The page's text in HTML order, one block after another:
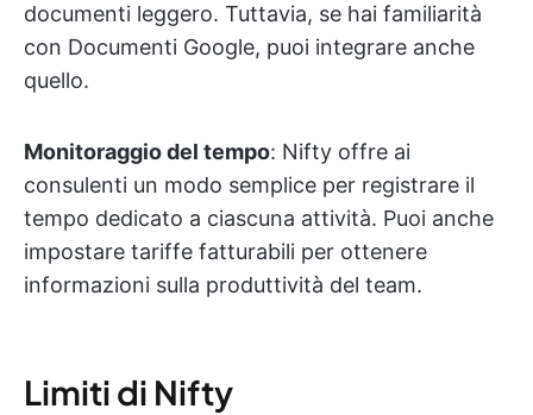
documenti leggero. Tuttavia, se hai familiarità
con Documenti Google, puoi integrare anche
quello.
Monitoraggio del tempo: Nifty offre ai
consulenti un modo semplice per registrare il
tempo dedicato a ciascuna attività. Puoi anche
impostare tariffe fatturabili per ottenere
informazioni sulla produttività del team.
Limiti di Nifty